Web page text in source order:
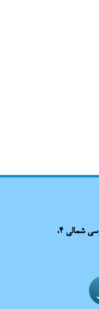
آدرس: مشهد مقدس، بلوار دوم طبرسی، طبرسی شمالی 4،